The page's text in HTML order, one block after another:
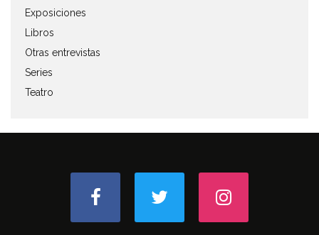
Exposiciones
Libros
Otras entrevistas
Series
Teatro